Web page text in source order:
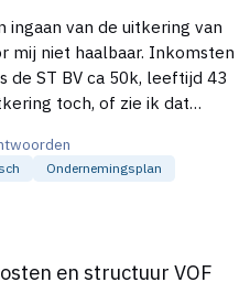
mij niet haalbaar. Inkomsten
de ST BV ca 50k, leeftijd 43
toch, of zie ik dat
Ondernemingsplan
en structuur VOF